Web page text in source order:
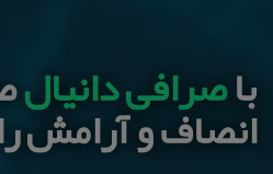
باصرافی دانیال
انصاف و آرامش